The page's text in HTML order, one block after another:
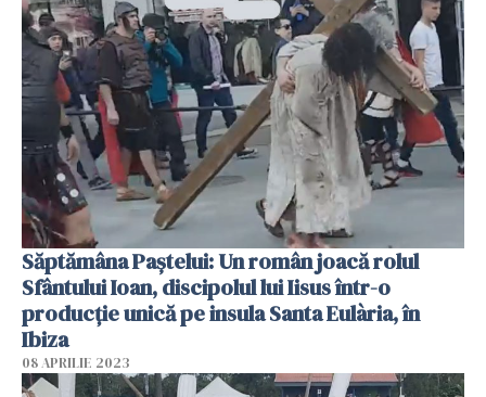
Săptămâna Paștelui: Un român joacă rolul
Sfântului Ioan, discipolul lui Iisus într-o
producție unică pe insula Santa Eulària, în
Ibiza
08 APRILIE 2023